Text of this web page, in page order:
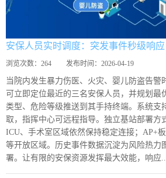
安保人员实时调度：突发事件秒级响应
浏览次数： 264 发布时间： 2026-04-19
当院内发生暴力伤医、火灾、婴儿防盗告警
可立即定位最近的三名安保人员，并规划最
类型、危险等级推送到其手持终端。系统支
取，指挥中心可远程指导。独立基站部署方
ICU、手术室区域依然保持稳定连接；AP+
等开放区域。历史事件数据沉淀为风险热力
署。让有限的安保资源发挥最大效能，响应...